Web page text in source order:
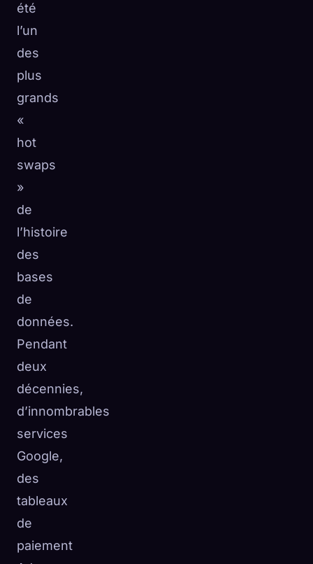
été
l’un
des
plus
grands
«
hot
swaps
»
de
l’histoire
des
bases
de
données.
Pendant
deux
décennies,
d’innombrables
services
Google,
des
tableaux
de
paiement